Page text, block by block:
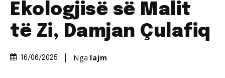
Ekologjisë së Malit
të Zi, Damjan Çulafiq
16/06/2025 Nga lajm